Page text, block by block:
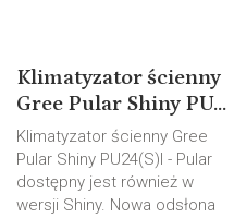
Klimatyzator ścienny
Gree Pular Shiny PU...
Klimatyzator ścienny Gree
Pular Shiny PU24(S)I - Pular
dostępny jest również w
wersji Shiny. Nowa odsłona